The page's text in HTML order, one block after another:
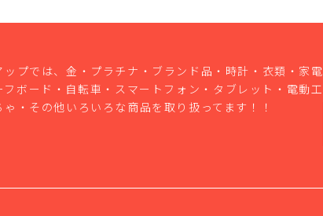
プでは、金・プラチナ・ブランド品・時計・衣類・家電
ボード・自転車・スマートフォン・タブレット・電動工
・その他いろいろな商品を取り扱ってます！！